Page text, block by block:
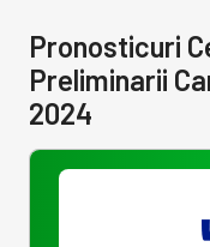
Pronosticuri
Preliminarii
2024